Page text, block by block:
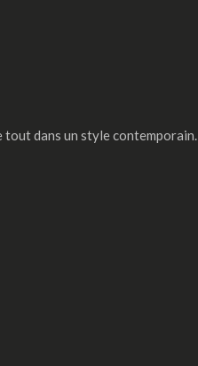
tout dans un style contemporain.